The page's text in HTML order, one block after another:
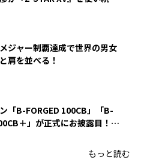
ジャー制覇達成で世界の男女
肩を並べる！
「B-FORGED 100CB」「B-
＋」が正式にお披露目！
もっと読む